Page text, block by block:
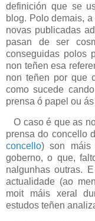
definición que se
blog. Polo demais,
novas publicadas
pasan de ser
conseguidas polos
non teñen esa
non teñen por que
como sucede
prensa ó papel ou
O caso é que as
prensa do concello
concello) son máis
goberno, o que,
nalgunhas outras.
actualidade (ao
moit máis xeral
estudos teñen